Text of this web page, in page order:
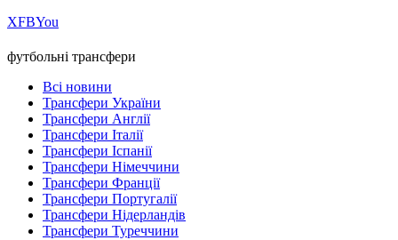
ХFBYou
футбольні трансфери
Всі новини
Трансфери України
Трансфери Англії
Трансфери Італії
Трансфери Іспанії
Трансфери Німеччини
Трансфери Франції
Трансфери Португалії
Трансфери Нідерландів
Трансфери Туреччини